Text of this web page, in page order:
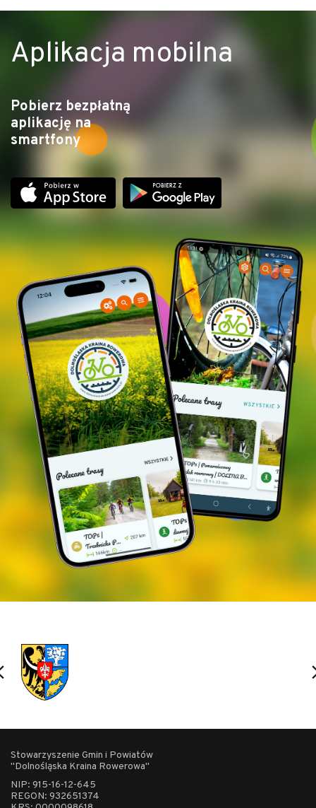
Aplikacja mobilna
Pobierz bezpłatną
aplikację na
smartfony
Stowarzyszenie Gmin i Powiatów
"Dolnośląska Kraina Rowerowa"
NIP: 915-16-12-645
REGON: 932651374